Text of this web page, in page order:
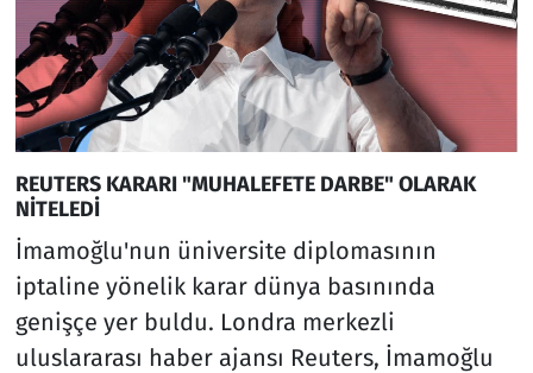
REUTERS KARARI "MUHALEFETE DARBE" OLARAK
NİTELEDİ
İmamoğlu'nun üniversite diplomasının
iptaline yönelik karar dünya basınında
genişçe yer buldu. Londra merkezli
uluslararası haber ajansı Reuters, İmamoğlu